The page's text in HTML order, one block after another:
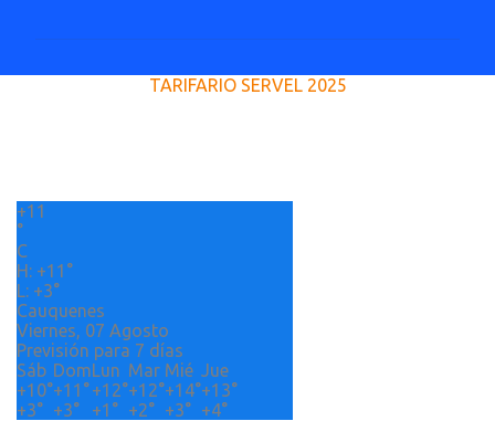
s
TARIFARIO SERVEL 2025
+11
°
C
H: +11°
L: +3°
Cauquenes
Viernes, 07 Agosto
Previsión para 7 días
Sáb DomLun Mar Mié Jue
+10°+11°+12°+12°+14°+13°
+3° +3° +1° +2° +3° +4°